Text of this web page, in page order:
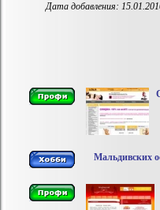
Дата добавления:
Мальдивских